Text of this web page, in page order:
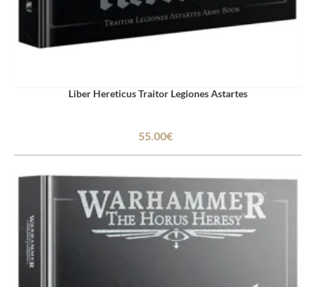
Liber Hereticus Traitor Legiones Astartes
55.00€